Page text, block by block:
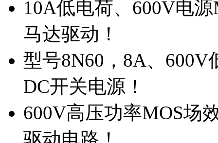
10A低电荷、600V电
马达驱动！
型号8N60，8A、
DC开关电源！
600V高压功率MOS场